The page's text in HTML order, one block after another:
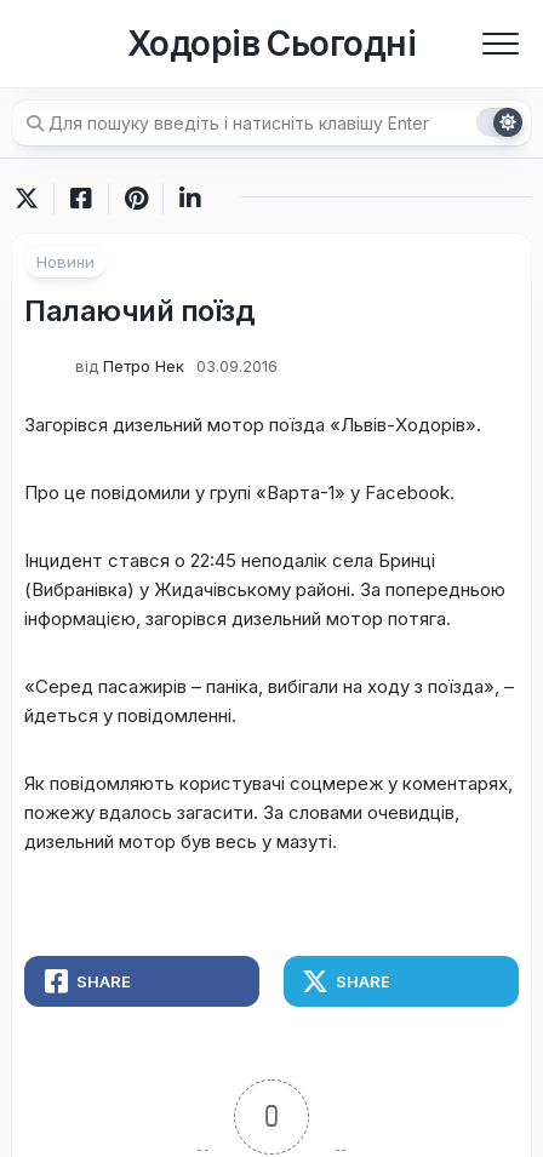
Ходорів Сьогодні
Новини
Палаючий поїзд
від Петро Нек 03.09.2016
Загорівся дизельний мотор поїзда «Львів-Ходорів».
Про це повідомили у групі «Варта-1» у Facebook.
Інцидент стався о 22:45 неподалік села Бринці
(Вибранівка) у Жидачівському районі. За попередньою
інформацією, загорівся дизельний мотор потяга.
«Серед пасажирів – паніка, вибігали на ходу з поїзда», –
йдеться у повідомленні.
Як повідомляють користувачі соцмереж у коментарях,
пожежу вдалось загасити. За словами очевидців,
дизельний мотор був весь у мазуті.
SHARE SHARE
0